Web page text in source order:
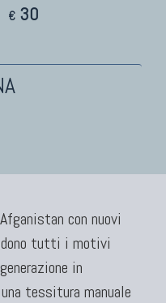
€ 30
con nuovi
tutti i motivi
in
tessitura manuale